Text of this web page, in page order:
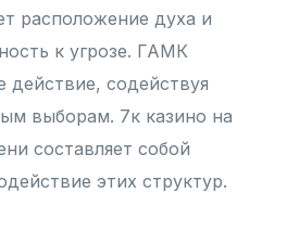
расположение духа и
к угрозе. ГАМК
действие, содействуя
выборам. 7к казино на
составляет собой
этих структур.